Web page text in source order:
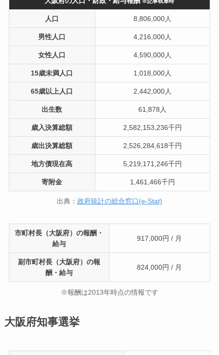
人口 8,806,000人
男性人口 4,216,000人
女性人口 4,590,000人
15歳未満人口 1,018,000人
65歳以上人口 2,442,000人
出生数 61,878人
歳入決算総額 2,582,153,236千円
歳出決算総額 2,526,284,618千円
地方債現在高 5,219,171,246千円
寄附金 1,461,466千円
出典： 政府統計の総合窓口(e-Stat)
市町村長（大阪府）の報酬・
給与
917,000円 / 月
副市町村長（大阪府）の報
酬・給与
824,000円 / 月
※報酬は2013年時点の情報です
大阪府知事選挙